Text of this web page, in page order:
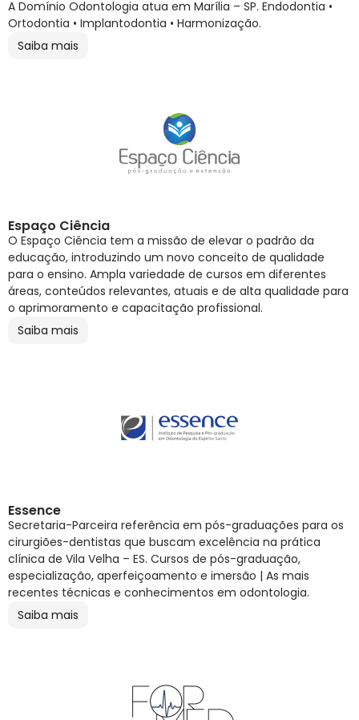
A Domínio Odontologia atua em Marília – SP. Endodontia •
Ortodontia • Implantodontia • Harmonização.
Saiba mais
Espaço Ciência
O Espaço Ciência tem a missão de elevar o padrão da
educação, introduzindo um novo conceito de qualidade
para o ensino. Ampla variedade de cursos em diferentes
áreas, conteúdos relevantes, atuais e de alta qualidade para
o aprimoramento e capacitação profissional.
Saiba mais
Essence
Secretaria-Parceira referência em pós-graduações para os
cirurgiões-dentistas que buscam excelência na prática
clínica de Vila Velha – ES. Cursos de pós-graduação,
especialização, aperfeiçoamento e imersão | As mais
recentes técnicas e conhecimentos em odontologia.
Saiba mais